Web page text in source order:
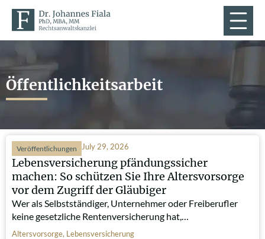
Öffentlichkeitsarbeit
Veröffentlichungen July 29, 2026
Lebensversicherung pfändungssicher
machen: So schützen Sie Ihre Altersvorsorge
vor dem Zugriff der Gläubiger
Wer als Selbstständiger, Unternehmer oder Freiberufler
keine gesetzliche Rentenversicherung hat,…
Altersvorsorge, Lebensversicherung